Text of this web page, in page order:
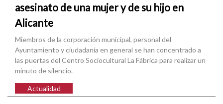
asesinato de una mujer y de su hijo en
Alicante
Miembros de la corporación municipal, personal del
Ayuntamiento y ciudadanía en general se han concentrado a
las puertas del Centro Sociocultural La Fábrica para realizar un
minuto de silencio.
Actualidad